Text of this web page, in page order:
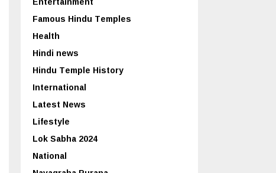
Famous Hindu Temples
Health
Hindi news
Hindu Temple History
International
Latest News
Lifestyle
Lok Sabha 2024
National